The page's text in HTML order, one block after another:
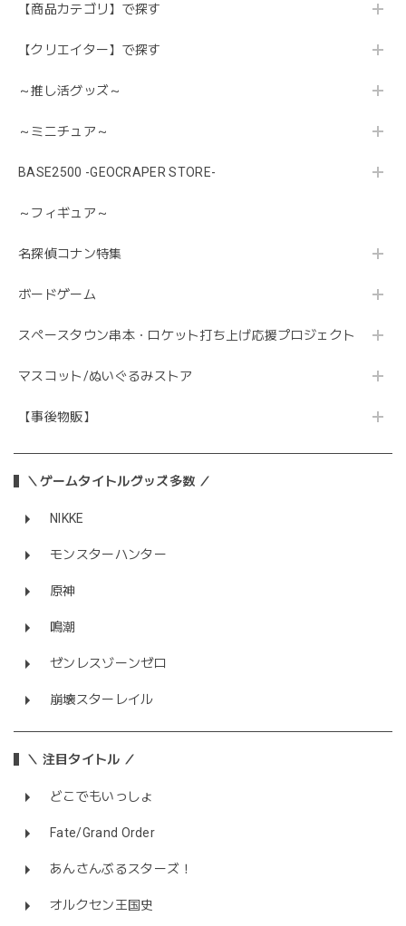
【商品カテゴリ】で探す
【クリエイター】で探す
～推し活グッズ～
～ミニチュア～
BASE2500 -GEOCRAPER STORE-
～フィギュア～
名探偵コナン特集
ボードゲーム
スペースタウン串本・ロケット打ち上げ応援プロジェクト
マスコット/ぬいぐるみストア
【事後物販】
＼ゲームタイトルグッズ多数 ／
NIKKE
モンスターハンター
原神
鳴潮
ゼンレスゾーンゼロ
崩壊スターレイル
＼ 注目タイトル ／
どこでもいっしょ
Fate/Grand Order
あんさんぶるスターズ！
オルクセン王国史